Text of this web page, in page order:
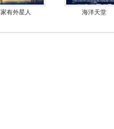
家有外星人 海洋天堂